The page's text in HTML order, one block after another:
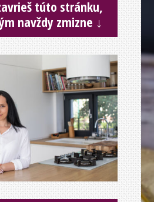
túto stránku,
navždy zmizne ↓